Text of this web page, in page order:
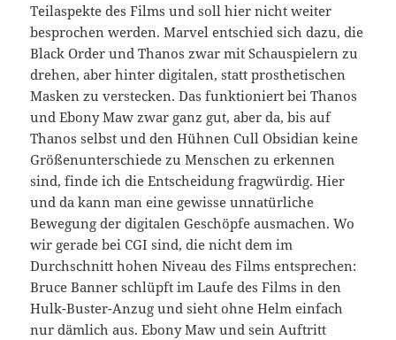
Teilaspekte des Films und soll hier nicht weiter
besprochen werden. Marvel entschied sich dazu, die
Black Order und Thanos zwar mit Schauspielern zu
drehen, aber hinter digitalen, statt prosthetischen
Masken zu verstecken. Das funktioniert bei Thanos
und Ebony Maw zwar ganz gut, aber da, bis auf
Thanos selbst und den Hühnen Cull Obsidian keine
Größenunterschiede zu Menschen zu erkennen
sind, finde ich die Entscheidung fragwürdig. Hier
und da kann man eine gewisse unnatürliche
Bewegung der digitalen Geschöpfe ausmachen. Wo
wir gerade bei CGI sind, die nicht dem im
Durchschnitt hohen Niveau des Films entsprechen:
Bruce Banner schlüpft im Laufe des Films in den
Hulk-Buster-Anzug und sieht ohne Helm einfach
nur dämlich aus. Ebony Maw und sein Auftritt